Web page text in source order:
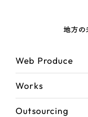
地方の
Web Produce
Works
Outsourcing